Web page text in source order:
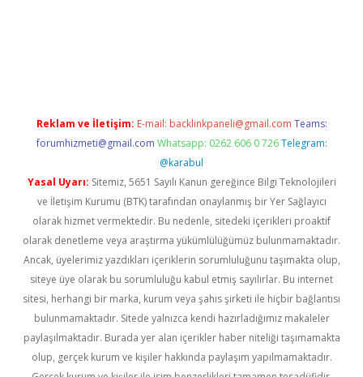
Reklam ve İletişim: E-mail: backlinkpaneli@gmail.com Teams:
forumhizmeti@gmail.com Whatsapp: 0262 606 0 726 Telegram:
@karabul
Yasal Uyarı: Sitemiz, 5651 Sayılı Kanun gereğince Bilgi Teknolojileri
ve İletişim Kurumu (BTK) tarafından onaylanmış bir Yer Sağlayıcı
olarak hizmet vermektedir. Bu nedenle, sitedeki içerikleri proaktif
olarak denetleme veya araştırma yükümlülüğümüz bulunmamaktadır.
Ancak, üyelerimiz yazdıkları içeriklerin sorumluluğunu taşımakta olup,
siteye üye olarak bu sorumluluğu kabul etmiş sayılırlar. Bu internet
sitesi, herhangi bir marka, kurum veya şahıs şirketi ile hiçbir bağlantısı
bulunmamaktadır. Sitede yalnızca kendi hazırladığımız makaleler
paylaşılmaktadır. Burada yer alan içerikler haber niteliği taşımamakta
olup, gerçek kurum ve kişiler hakkında paylaşım yapılmamaktadır.